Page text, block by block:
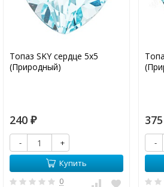
Топаз SKY сердце 5х5
(Природный)
240 ₽
-
+
Купить
0
375
-